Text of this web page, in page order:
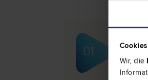
Cookies
Wir, die
01
Dr.